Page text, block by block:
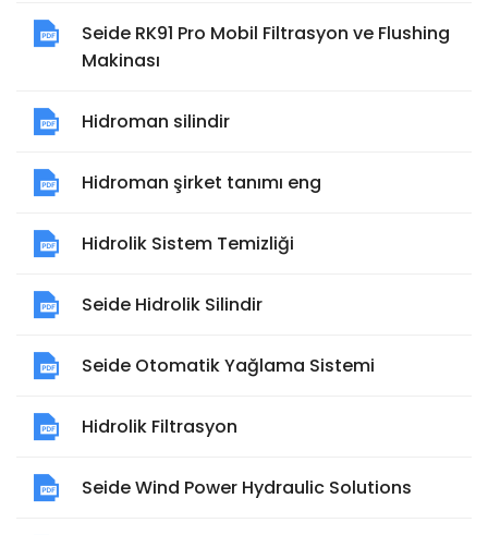
Seide RK91 Pro Mobil Filtrasyon ve Flushing
Makinası
Hidroman silindir
Hidroman şirket tanımı eng
Hidrolik Sistem Temizliği
Seide Hidrolik Silindir
Seide Otomatik Yağlama Sistemi
Hidrolik Filtrasyon
Seide Wind Power Hydraulic Solutions